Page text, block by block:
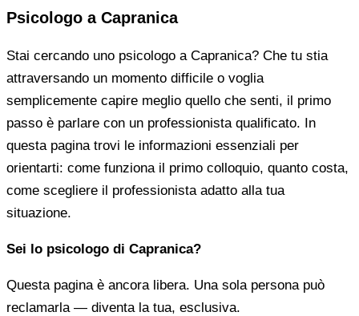
Psicologo a Capranica
Stai cercando uno psicologo a Capranica? Che tu stia
attraversando un momento difficile o voglia
semplicemente capire meglio quello che senti, il primo
passo è parlare con un professionista qualificato. In
questa pagina trovi le informazioni essenziali per
orientarti: come funziona il primo colloquio, quanto costa,
come scegliere il professionista adatto alla tua
situazione.
Sei lo psicologo di Capranica?
Questa pagina è ancora libera. Una sola persona può
reclamarla — diventa la tua, esclusiva.